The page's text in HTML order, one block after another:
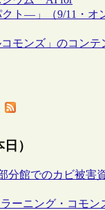
ト―」（9/11・オ
モンズ」のコンテ
）
分館でのカビ被害
ーニング・コモン